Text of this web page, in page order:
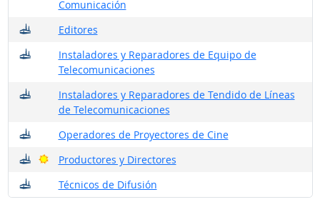
Comunicación
Editores
¿Dónde trabajan?
Instaladores y Reparadores de Equipo de
Telecomunicaciones
¿Dónde trabajan?
Instaladores y Reparadores de Tendido de Líneas
de Telecomunicaciones
¿Dónde trabajan?
Operadores de Proyectores de Cine
¿Dónde trabajan?
Productores y Directores
¿Dónde trabajan?
Buenas perspectivas
Técnicos de Difusión
¿Dónde trabajan?